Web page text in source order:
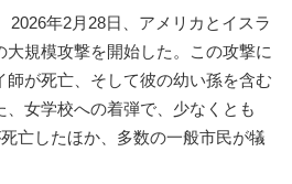
2026年2月28日、アメリカとイスラ
大規模攻撃を開始した。この攻撃に
師が死亡、そして彼の幼い孫を含む
女学校への着弾で、少なくとも
亡したほか、多数の一般市民が犠